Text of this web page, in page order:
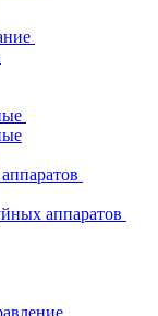
аппаратов